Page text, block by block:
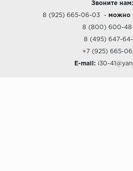
Звоните нам:
8 (925) 665-06-03- можно
8 (800) 600-
8 (495) 647-
+7 (925) 665-
E-mail: i30-